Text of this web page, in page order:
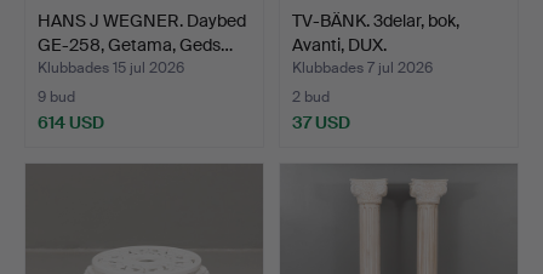
HANS J WEGNER. Daybed
GE-258, Getama, Geds…
Klubbades 15 jul 2026
9 bud
614 USD
TV-BÄNK. 3delar, bok,
Avanti, DUX.
Klubbades 7 jul 2026
2 bud
37 USD